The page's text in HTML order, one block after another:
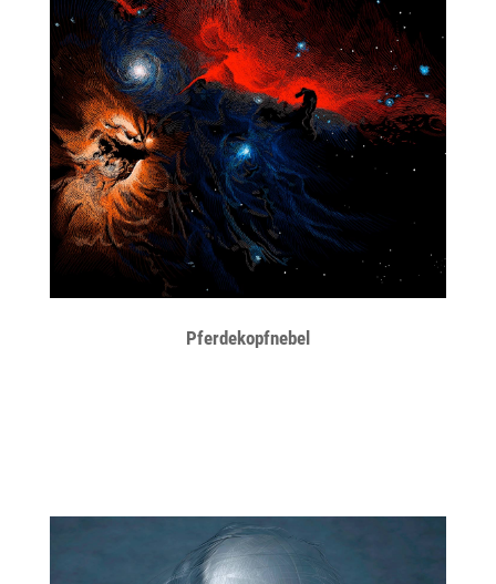
Pferdekopfnebel